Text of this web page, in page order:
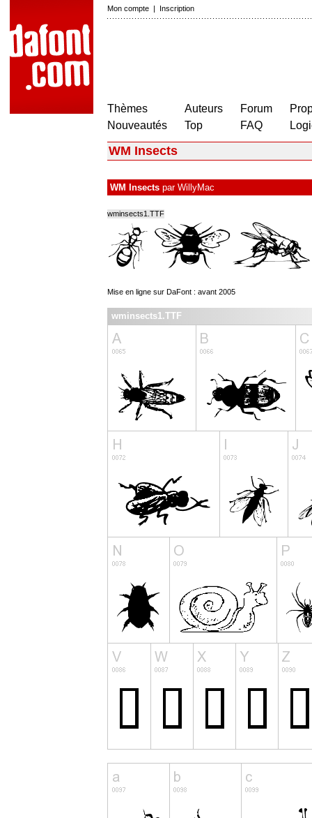
Mon compte | Inscription
Thèmes
Nouveautés
Auteurs
Top
Forum
FAQ
WM Insects
WM Insects par WillyMac
wminsects1.TTF
Mise en ligne sur DaFont : avant 2005
wminsects1.TTF